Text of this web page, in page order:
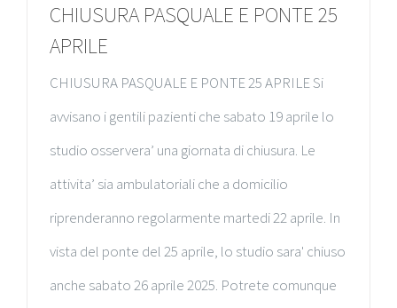
CHIUSURA PASQUALE E PONTE 25
APRILE
CHIUSURA PASQUALE E PONTE 25 APRILE Si
avvisano i gentili pazienti che sabato 19 aprile lo
studio osservera’ una giornata di chiusura. Le
attivita’ sia ambulatoriali che a domicilio
riprenderanno regolarmente martedi 22 aprile. In
vista del ponte del 25 aprile, lo studio sara' chiuso
anche sabato 26 aprile 2025. Potrete comunque